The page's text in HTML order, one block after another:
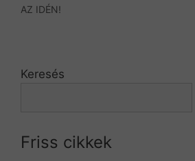
AZ IDÉN!
Keresés
Friss cikkek